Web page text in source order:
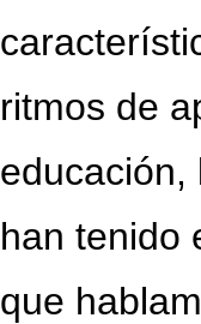
ritmos de
educación,
han tenido
que